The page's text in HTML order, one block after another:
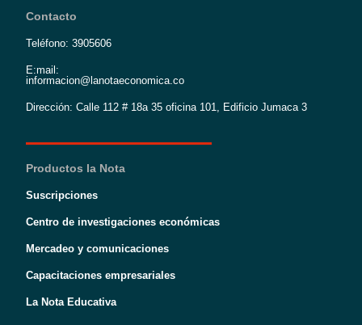
Contacto
Teléfono: 3905606
E:mail:
informacion@lanotaeconomica.co
Dirección: Calle 112 # 18a 35 oficina 101, Edificio Jumaca 3
Productos la Nota
Suscripciones
Centro de investigaciones económicas
Mercadeo y comunicaciones
Capacitaciones empresariales
La Nota Educativa